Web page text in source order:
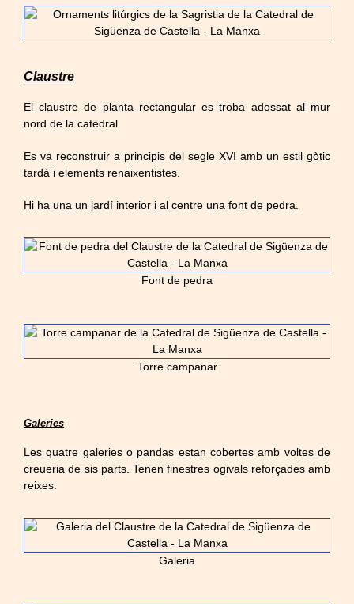
Claustre
El claustre de planta rectangular es troba adossat al mur
nord de la catedral.
Es va reconstruir a principis del segle XVI amb un estil gòtic
tardà i elements renaixentistes.
Hi ha una un jardí interior i al centre una font de pedra.
Font de pedra
Torre campanar
Galeries
Les quatre galeries o pandas estan cobertes amb voltes de
creueria de sis parts. Tenen finestres ogivals reforçades amb
reixes.
Galeria